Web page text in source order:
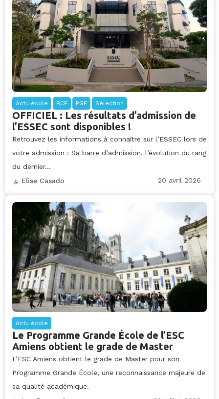
Actu école BCE PGE Sélection
OFFICIEL : Les résultats d’admission de
l’ESSEC sont disponibles !
Retrouvez les informations à connaître sur l’ESSEC lors de
votre admission : Sa barre d’admission, l’évolution du rang
du dernier...
Elise Casado
20 avril 2026
Actu école
Le Programme Grande École de l’ESC
Amiens obtient le grade de Master
L’ESC Amiens obtient le grade de Master pour son
Programme Grande École, une reconnaissance majeure de
sa qualité académique.